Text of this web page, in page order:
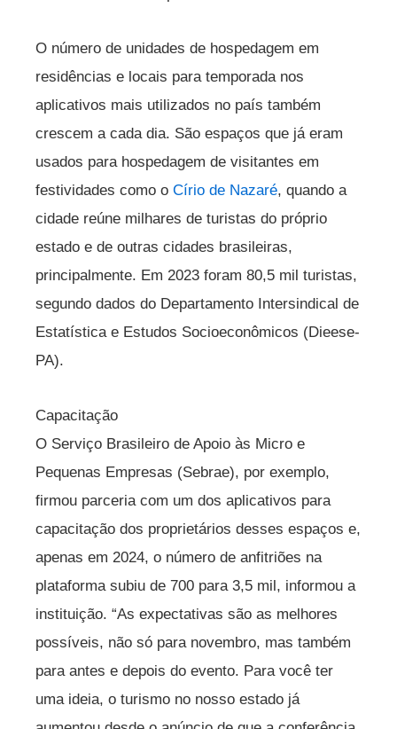
O número de unidades de hospedagem em
residências e locais para temporada nos
aplicativos mais utilizados no país também
crescem a cada dia. São espaços que já eram
usados para hospedagem de visitantes em
festividades como o Círio de Nazaré, quando a
cidade reúne milhares de turistas do próprio
estado e de outras cidades brasileiras,
principalmente. Em 2023 foram 80,5 mil turistas,
segundo dados do Departamento Intersindical de
Estatística e Estudos Socioeconômicos (Dieese-
PA).
Capacitação
O Serviço Brasileiro de Apoio às Micro e
Pequenas Empresas (Sebrae), por exemplo,
firmou parceria com um dos aplicativos para
capacitação dos proprietários desses espaços e,
apenas em 2024, o número de anfitriões na
plataforma subiu de 700 para 3,5 mil, informou a
instituição. “As expectativas são as melhores
possíveis, não só para novembro, mas também
para antes e depois do evento. Para você ter
uma ideia, o turismo no nosso estado já